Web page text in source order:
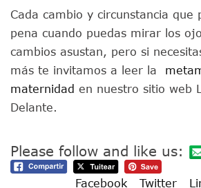
Cada cambio y circunstancia que
pena cuando puedas mirar los
cambios asustan, pero si
más te invitamos a leer la
maternidad en nuestro sitio web
Delante.
Please follow and like us:
Facebook Twitter